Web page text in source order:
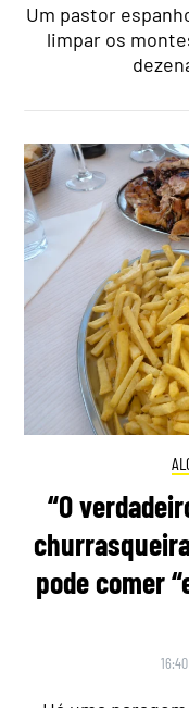
Um pastor
limpar os
“O
pode comer